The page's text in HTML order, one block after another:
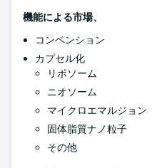
機能による市場、
コンベンション
カプセル化
リポソーム
ニオソーム
マイクロエマルジョン
固体脂質ナノ粒子
その他